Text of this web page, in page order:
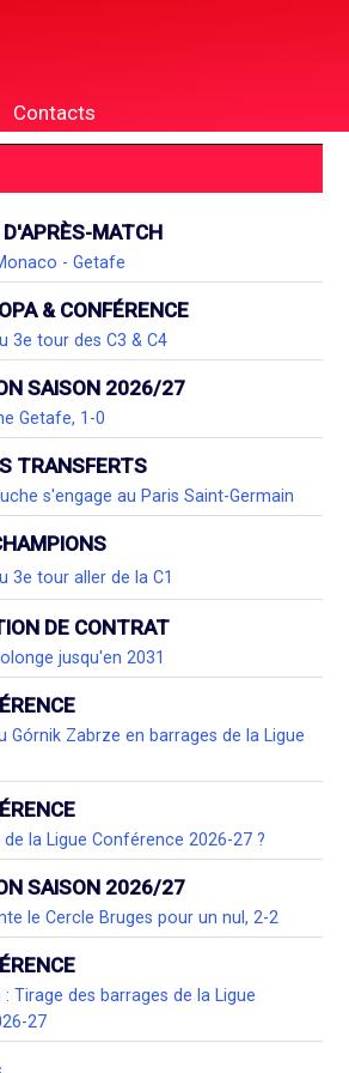
Contacts
MATCH
- Getafe
& CONFÉRENCE
3e tour des C3 & C4
SAISON 2026/27
Getafe, 1-0
TRANSFERTS
s'engage au Paris Saint-Germain
3e tour aller de la C1
DE CONTRAT
jusqu'en 2031
Górnik Zabrze en barrages de la Ligue
la Ligue Conférence 2026-27 ?
SAISON 2026/27
le Cercle Bruges pour un nul, 2-2
Tirage des barrages de la Ligue
27